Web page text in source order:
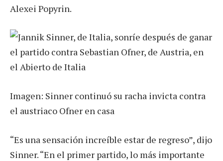
Alexei Popyrin.
Imagen: Sinner continuó su racha invicta contra
el austriaco Ofner en casa
“Es una sensación increíble estar de regreso”, dijo
Sinner. “En el primer partido, lo más importante